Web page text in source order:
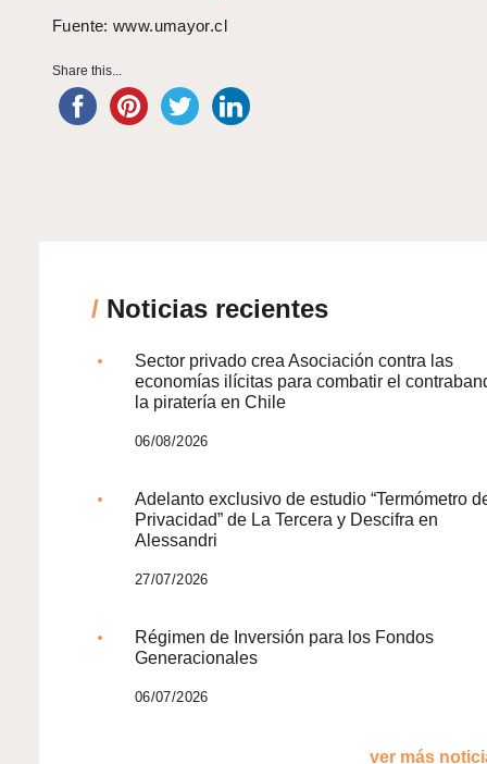
Fuente: www.umayor.cl
Share this...
/ Noticias recientes
Sector privado crea Asociación contra las
economías ilícitas para combatir el
la piratería en Chile
06/08/2026
Adelanto exclusivo de estudio “Termómetro
Privacidad” de La Tercera y Descifra en
Alessandri
27/07/2026
Régimen de Inversión para los Fondos
Generacionales
06/07/2026
ver más